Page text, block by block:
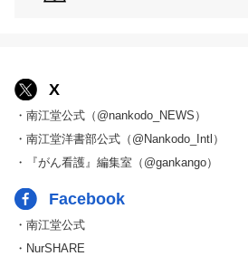
X
・南江堂公式（@nankodo_NEWS）
・南江堂洋書部公式（@Nankodo_Intl）
・『がん看護』編集室（@gankango）
Facebook
・南江堂公式
・NurSHARE